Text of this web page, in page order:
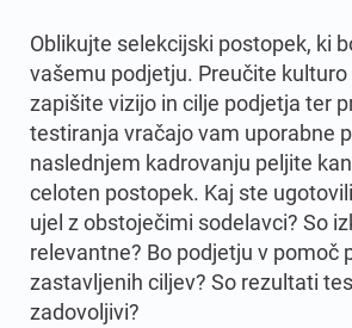
Oblikujte selekcijski postopek, ki
vašemu podjetju. Preučite kulturo
zapišite vizijo in cilje podjetja ter
testiranja vračajo vam uporabne
naslednjem kadrovanju peljite
celoten postopek. Kaj ste
ujel z obstoječimi sodelavci? So
relevantne? Bo podjetju v pomoč
zastavljenih ciljev? So rezultati
zadovoljivi?